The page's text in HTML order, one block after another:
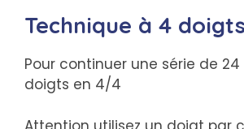
Technique à 4 doigts
Pour continuer une série de
doigts en 4/4